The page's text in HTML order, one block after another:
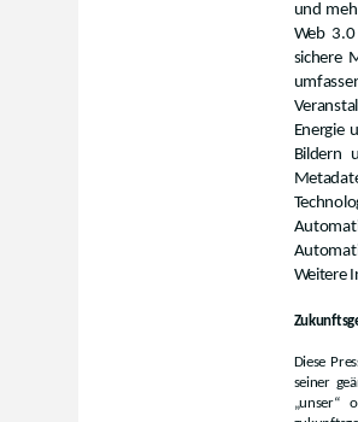
und
Web
sichere
Energie
Bildern
Weitere
Diese
seiner
„unser“